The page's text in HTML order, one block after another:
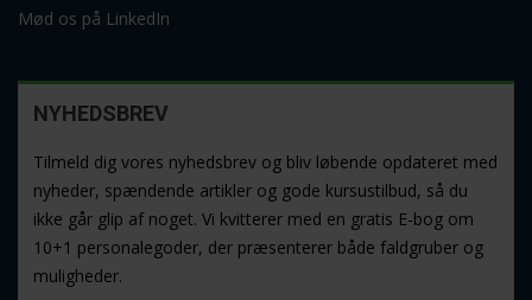
Mød os på LinkedIn
NYHEDSBREV
Tilmeld dig vores nyhedsbrev og bliv løbende opdateret med
nyheder, spændende artikler og gode kursustilbud, så du
ikke går glip af noget. Vi kvitterer med en gratis E-bog om
10+1 personalegoder, der præsenterer både faldgruber og
muligheder.